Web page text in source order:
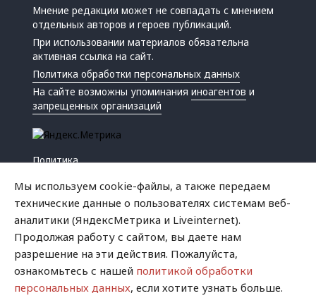
Мнение редакции может не совпадать с мнением
отдельных авторов и героев публикаций.
При использовании материалов обязательна
активная ссылка на сайт.
Политика обработки персональных данных
На сайте возможны упоминанияиноагентов и
запрещенных организаций
Политика
Криминал
Успех
Мы используем cookie-файлы, а также передаем
технические данные о пользователях системам веб-
аналитики (ЯндексМетрика и Liveinternet).
Продолжая работу с сайтом, вы даете нам
разрешение на эти действия. Пожалуйста,
ознакомьтесь с нашей политикой обработки
персональных данных, если хотите узнать больше.